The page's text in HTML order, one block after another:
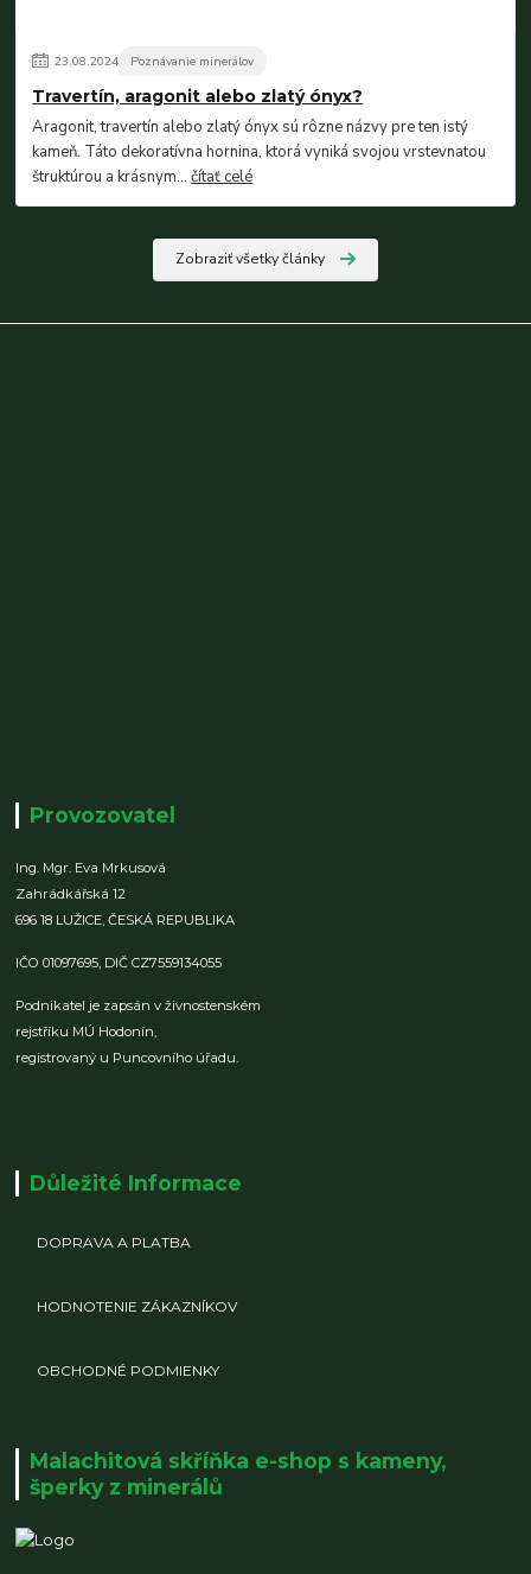
23.08.2024 Poznávanie minerálov
Travertín, aragonit alebo zlatý ónyx?
Aragonit, travertín alebo zlatý ónyx sú rôzne názvy pre ten istý
kameň. Táto dekoratívna hornina, ktorá vyniká svojou vrstevnatou
štruktúrou a krásnym...čítať celé
Zobraziť všetky články
Provozovatel
Ing. Mgr. Eva Mrkusová
Zahrádkářská 12
696 18 LUŽICE,ČESKÁ REPUBLIKA
IČO 01097695, DIČ CZ7559134055
Podnikatel je zapsán v živnostenském
rejstříku MÚ Hodonín,
registrovaný u Puncovního úřadu.
Důležité Informace
DOPRAVA A PLATBA
HODNOTENIE ZÁKAZNÍKOV
OBCHODNÉ PODMIENKY
Malachitová skříňka e-shop s kameny,
šperky z minerálů